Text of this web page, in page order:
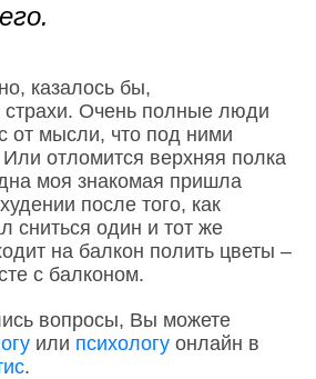
казалось бы,
Очень полные люди
от мысли, что под ними
отломится верхняя полка
моя знакомая пришла
после того, как
сниться один и тот же
на балкон полить цветы –
с балконом.
вопросы, Вы можете
или психологу онлайн в
.